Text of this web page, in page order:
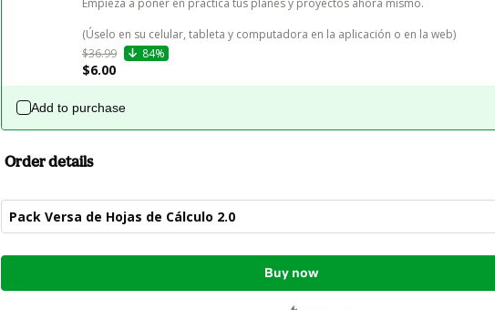
Empieza a poner en práctica tus planes y proyectos ahora mismo.
(Úselo en su celular, tableta y computadora en la aplicación o en la web)
$36.99
84%
$6.00
Add to purchase
Order details
Pack Versa de Hojas de Cálculo 2.0
Total
Buy now